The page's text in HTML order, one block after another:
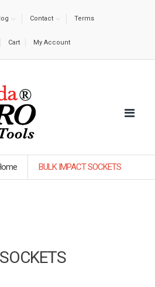
Contact Terms
Cart My Account
BULK IMPACT SOCKETS